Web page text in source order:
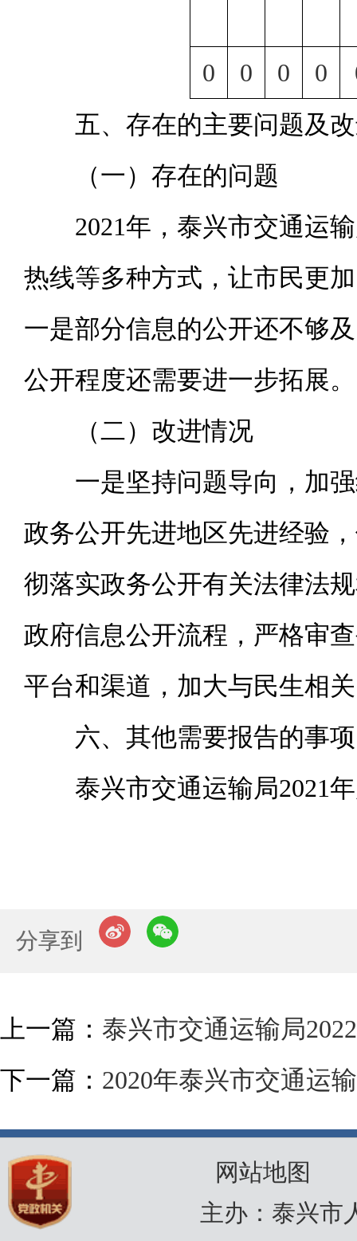
0 0 0 0
五、存在的主要问题及
（一）存在的问题
2021年，泰兴市交通运输
热线等多种方式，让市民更
一是部分信息的公开还不够
公开程度还需要进一步拓展。
（二）改进情况
一是坚持问题导向，加强
政务公开先进地区先进经验
彻落实政务公开有关法律法
政府信息公开流程，严格审
平台和渠道，加大与民生相
六、其他需要报告的事项
泰兴市交通运输局2021年
分享到
上一篇： 泰兴市交通运输局
下一篇： 2020年泰兴市交通运
网站地图
主办：泰兴市